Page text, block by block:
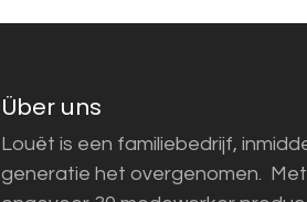
Über uns
Louët is een familiebedrijf,
generatie het overgenomen.